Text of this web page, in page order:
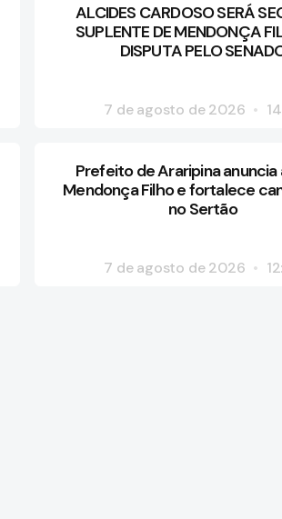
ALCIDES CARDOSO SERÁ
SUPLENTE DE MENDONÇA
DISPUTA PELO
7 de agosto de 2026
Prefeito de Araripina anuncia
Mendonça Filho e fortalece
no Sertão
7 de agosto de 2026